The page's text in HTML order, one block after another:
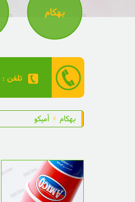
بهکام
۰۲۱-۵۵۲۴۶۲۱۲ : تلفن
بهکام آمیکو